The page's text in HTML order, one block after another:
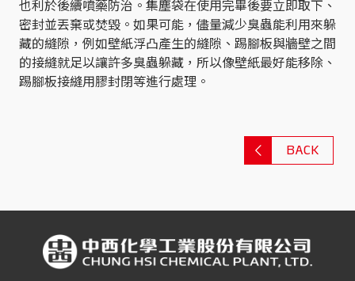
也利於後續噴藥防治。集塵袋在使用完畢後要立即取下、
密封並丟棄或焚毀。如果可能，儘量減少臭蟲能利用來躲
藏的縫隙，例如壁紙浮凸產生的縫隙、踢腳板與牆壁之間
的接縫就足以讓許多臭蟲躲藏，所以像壁紙最好能移除、
踢腳板接縫用膠封閉等進行處理。
BACK